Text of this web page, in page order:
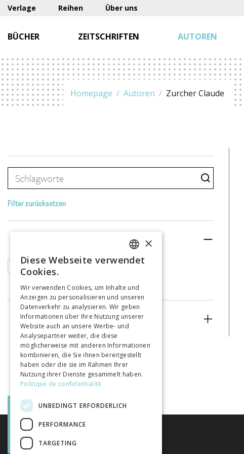
Verlage Reihen Über uns
BÜCHER ZEITSCHRIFTEN AUTOREN
Homepage Autoren Zurcher Claude
Filter zurücksetzen
Articles
ERSCHEINUNGSJAHR
FRENCH
ITALIAN
×
Diese Webseite verwendet
Cookies.
Wir verwenden Cookies, um Inhalte und
Anzeigen zu personalisieren und unseren
Datenverkehr zu analysieren. Wir geben
Informationen über Ihre Nutzung unserer
Website auch an unsere Werbe- und
Analysepartner weiter, die diese
möglicherweise mit anderen Informationen
kombinieren, die Sie ihnen bereitgestellt
haben oder die sie im Rahmen Ihrer
Nutzung ihrer Dienste gesammelt haben.
Politique de confidentialité
UNBEDINGT ERFORDERLICH
PERFORMANCE
TARGETING